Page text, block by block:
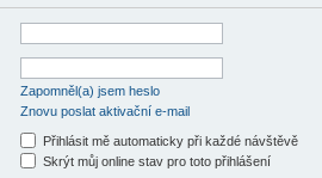
Zapomněl(a) jsem heslo
Znovu poslat aktivační e-mail
Přihlásit mě automaticky při každé návštěvě
Skrýt můj online stav pro toto přihlášení